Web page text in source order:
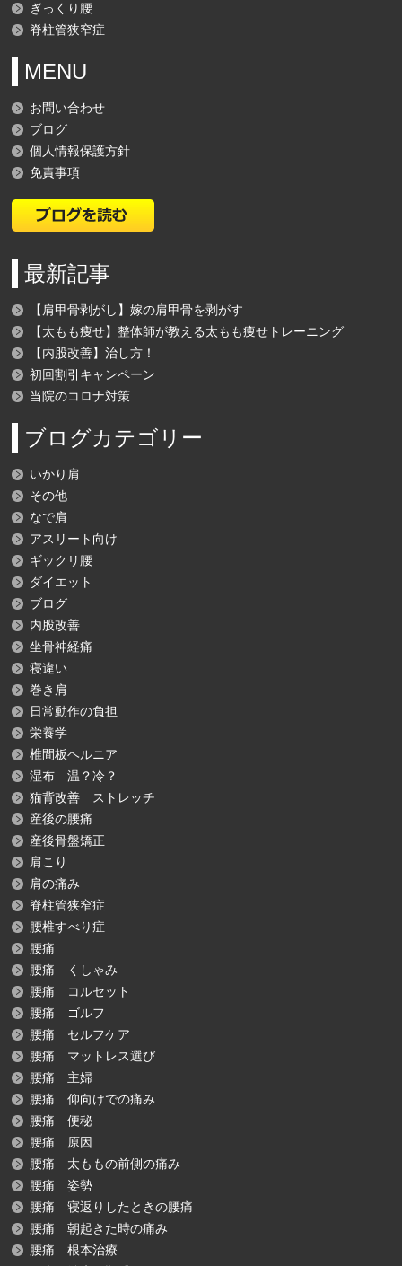
ぎっくり腰
脊柱管狭窄症
MENU
お問い合わせ
ブログ
個人情報保護方針
免責事項
最新記事
【肩甲骨剥がし】嫁の肩甲骨を剥がす
【太もも痩せ】整体師が教える太もも痩せトレーニング
【内股改善】治し方！
初回割引キャンペーン
当院のコロナ対策
ブログカテゴリー
いかり肩
その他
なで肩
アスリート向け
ギックリ腰
ダイエット
ブログ
内股改善
坐骨神経痛
寝違い
巻き肩
日常動作の負担
栄養学
椎間板ヘルニア
湿布 温？冷？
猫背改善 ストレッチ
産後の腰痛
産後骨盤矯正
肩こり
肩の痛み
脊柱管狭窄症
腰椎すべり症
腰痛
腰痛 くしゃみ
腰痛 コルセット
腰痛 ゴルフ
腰痛 セルフケア
腰痛 マットレス選び
腰痛 主婦
腰痛 仰向けでの痛み
腰痛 便秘
腰痛 原因
腰痛 太ももの前側の痛み
腰痛 姿勢
腰痛 寝返りしたときの腰痛
腰痛 朝起きた時の痛み
腰痛 根本治療